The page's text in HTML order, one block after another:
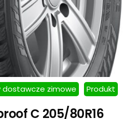
dostawcze zimowe Produkt
C 205/80R16